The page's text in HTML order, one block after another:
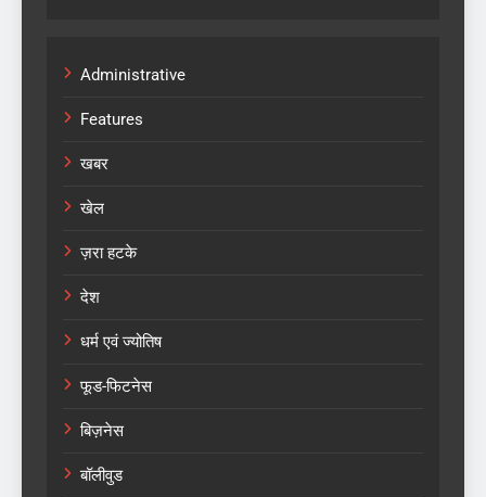
Administrative
Features
खबर
खेल
ज़रा हटके
देश
धर्म एवं ज्योतिष
फूड-फिटनेस
बिज़नेस
बॉलीवुड